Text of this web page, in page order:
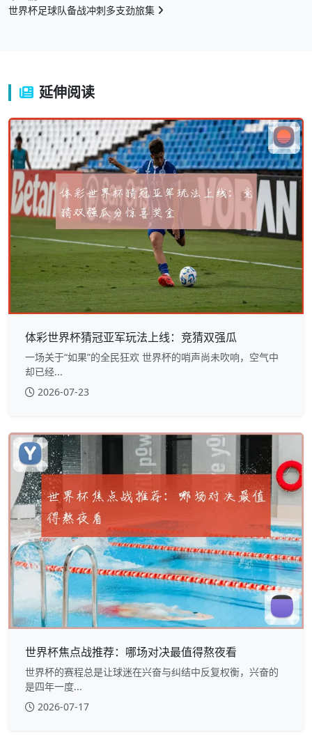
世界杯足球队备战冲刺多支劲旅集
延伸阅读
体彩世界杯猜冠亚军玩法上线：竞猜双强瓜
一场关于“如果”的全民狂欢 世界杯的哨声尚未吹响，空气中
却已经...
2026-07-23
世界杯焦点战推荐：哪场对决最值得熬夜看
世界杯的赛程总是让球迷在兴奋与纠结中反复权衡，兴奋的
是四年一度...
2026-07-17